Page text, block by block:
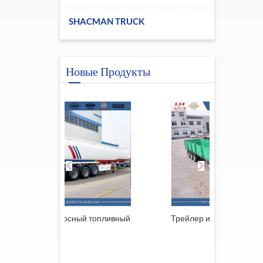
SHACMAN TRUCK
Новые Продукты
топливный Трейлер из Южной Африки